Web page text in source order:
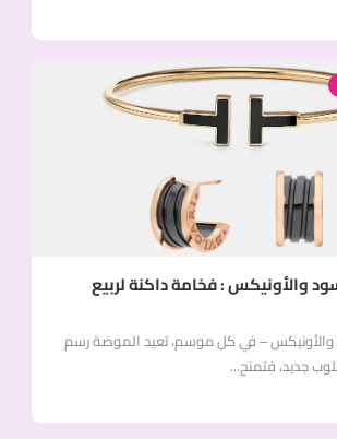
والأونيكس : فخامة داكنة لربيع
والأونيكس – في كل موسم، تعيد الموضة رسم
جديد، فتمنح...